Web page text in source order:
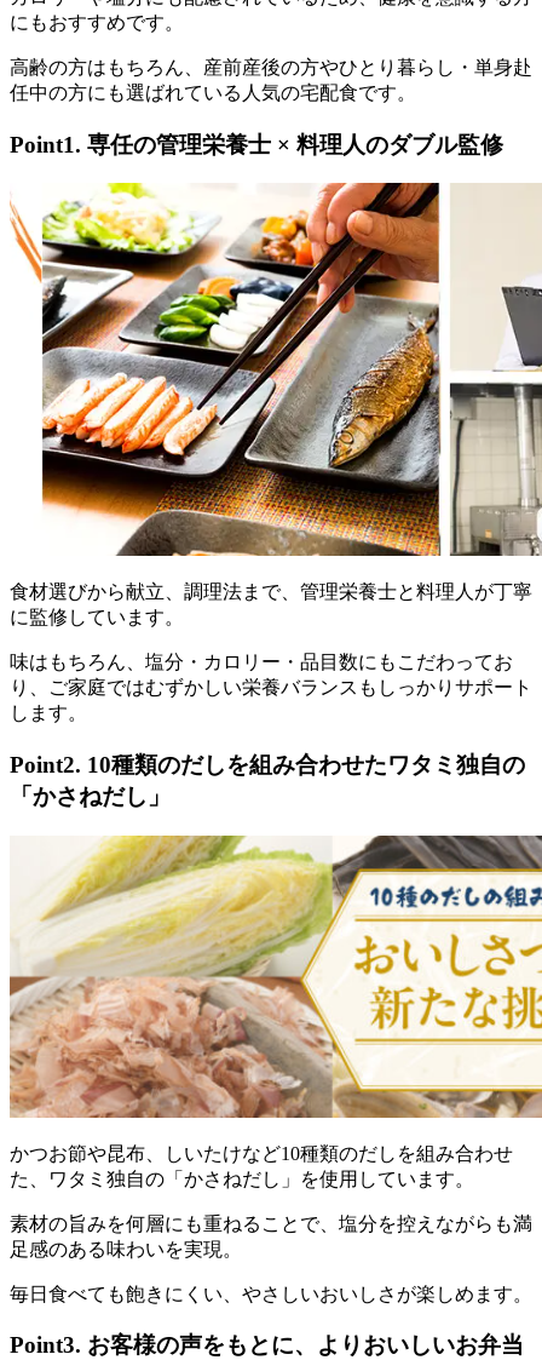
にもおすすめです。
高齢の方はもちろん、産前産後の方やひとり暮らし・単身赴
任中の方にも選ばれている人気の宅配食です。
Point1. 専任の管理栄養士 × 料理人のダブル監修
食材選びから献立、調理法まで、管理栄養士と料理人が丁寧
に監修 しています。
味はもちろん、塩分・カロリー・品目数にもこだわってお
り、ご家庭ではむずかしい栄養バランスもしっかりサポート
します。
Point2. 10種類のだしを組み合わせたワタミ独自の
「かさねだし」
かつお節や昆布、しいたけなど10種類のだしを組み合わせ
た、ワタミ独自の「かさねだし」を使用しています。
素材の旨みを何層にも重ねることで、塩分を控えながらも満
足感のある味わいを実現。
毎日食べても飽きにくい、やさしいおいしさが楽しめます。
Point3. お客様の声をもとに、よりおいしいお弁当